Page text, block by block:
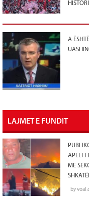
A
LAJMET E FUNDIT
APELI I
ME
by